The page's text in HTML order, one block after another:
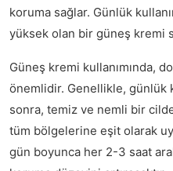
koruma sağlar. Günlük
yüksek olan bir güneş kremi
Güneş kremi kullanımında,
önemlidir. Genellikle, günlük
sonra, temiz ve nemli bir
tüm bölgelerine eşit olarak
gün boyunca her 2-3 saat